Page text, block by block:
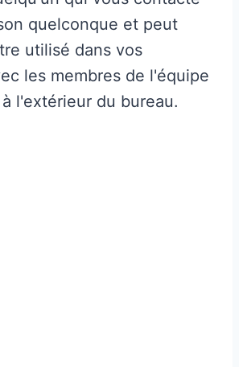
quelconque et peut
utilisé dans vos
les membres de l'équipe
l'extérieur du bureau.